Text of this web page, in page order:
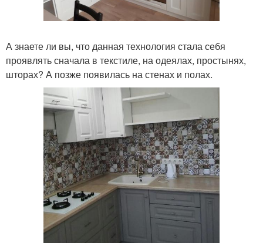
А знаете ли вы, что данная технология стала себя
проявлять сначала в текстиле, на одеялах, простынях,
шторах? А позже появилась на стенах и полах.